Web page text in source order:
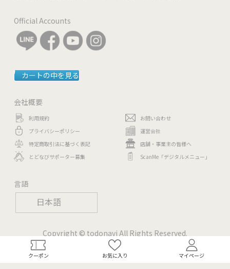
日本語
クーポン お気に入り マイページ
Official Accounts
カートの中を見る
会社概要
利用規約
プライバシーポリシー
特定商取引法に基づく表記
とどなびサポーター募集
お問い合わせ
運営会社
店舗・事業主の皆様へ
ScanMe「デジタルメニュー」
言語
Copyright © todonavi All Rights Reserved.